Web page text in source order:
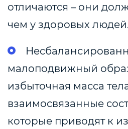
отличаются – они
чем у здоровых
малоподвижный
избыточная масса
взаимосвязанные
которые приводят к